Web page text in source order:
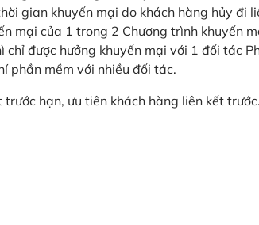
gian khuyến mại do khách hàng hủy đi
mại của 1 trong 2 Chương trình khuyến
chỉ được hưởng khuyến mại với 1 đối tác
phần mềm với nhiều đối tác.
hạn, ưu tiên khách hàng liên kết trước.